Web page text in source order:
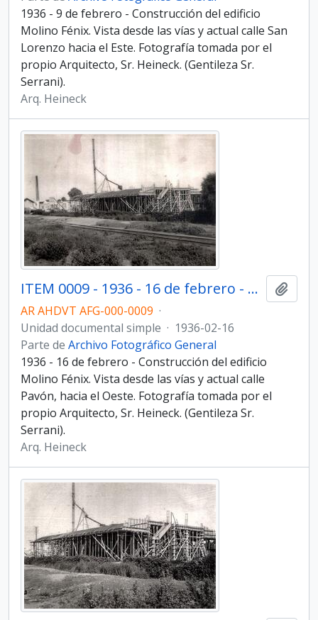
1936 - 9 de febrero - Construcción del edificio
Molino Fénix. Vista desde las vías y actual calle San
Lorenzo hacia el Este. Fotografía tomada por el
propio Arquitecto, Sr. Heineck. (Gentileza Sr.
Serrani).
Arq. Heineck
ITEM 0009 - 1936 - 16 de febrero - Construcción del edificio Molino Fénix.
AR AHDVT AFG-000-0009 ·
Unidad documental simple · 1936-02-16
Parte de Archivo Fotográfico General
1936 - 16 de febrero - Construcción del edificio
Molino Fénix. Vista desde las vías y actual calle
Pavón, hacia el Oeste. Fotografía tomada por el
propio Arquitecto, Sr. Heineck. (Gentileza Sr.
Serrani).
Arq. Heineck